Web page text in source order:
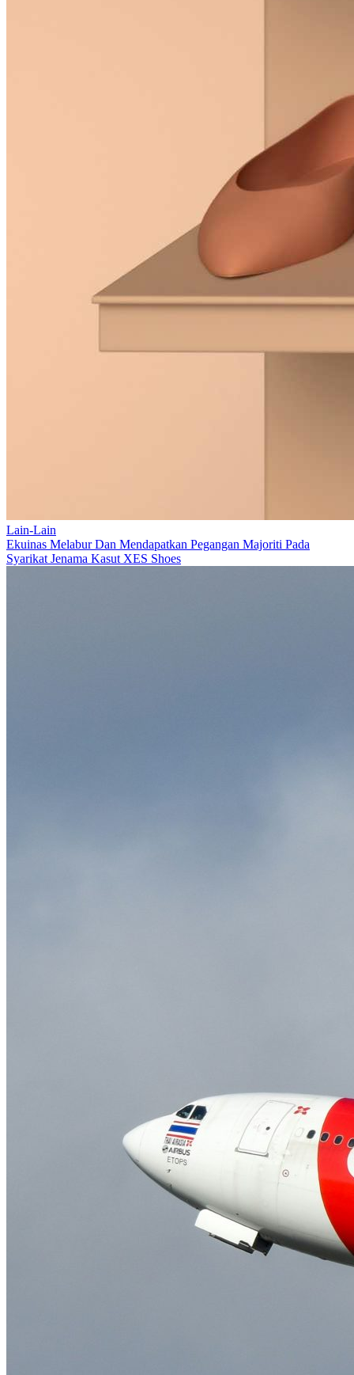
Lain-Lain
Ekuinas Melabur Dan Mendapatkan Pegangan Majoriti Pada
Syarikat Jenama Kasut XES Shoes